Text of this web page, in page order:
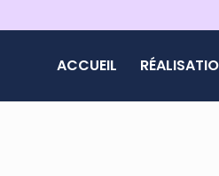
ACCUEIL